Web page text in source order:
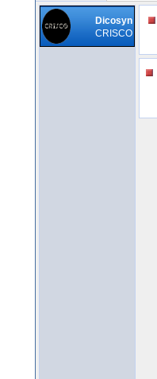
Dicosyn
CRISCO